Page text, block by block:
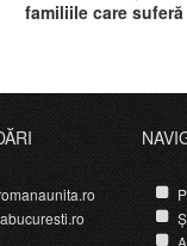
familiile care